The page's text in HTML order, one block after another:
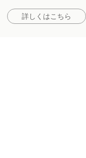
詳しくはこちら